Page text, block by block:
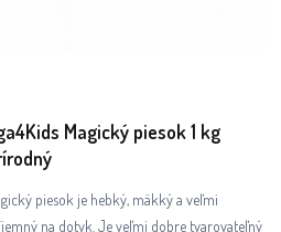
Magický piesok 1 kg
piesok je hebký, mäkký a veľmi
na dotyk. Je veľmi dobre tvarovateľný